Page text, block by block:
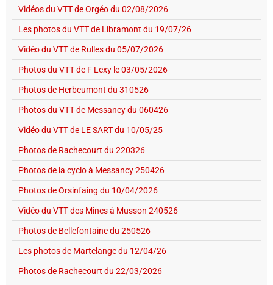
Vidéos du VTT de Orgéo du 02/08/2026
Les photos du VTT de Libramont du 19/07/26
Vidéo du VTT de Rulles du 05/07/2026
Photos du VTT de F Lexy le 03/05/2026
Photos de Herbeumont du 310526
Photos du VTT de Messancy du 060426
Vidéo du VTT de LE SART du 10/05/25
Photos de Rachecourt du 220326
Photos de la cyclo à Messancy 250426
Photos de Orsinfaing du 10/04/2026
Vidéo du VTT des Mines à Musson 240526
Photos de Bellefontaine du 250526
Les photos de Martelange du 12/04/26
Photos de Rachecourt du 22/03/2026